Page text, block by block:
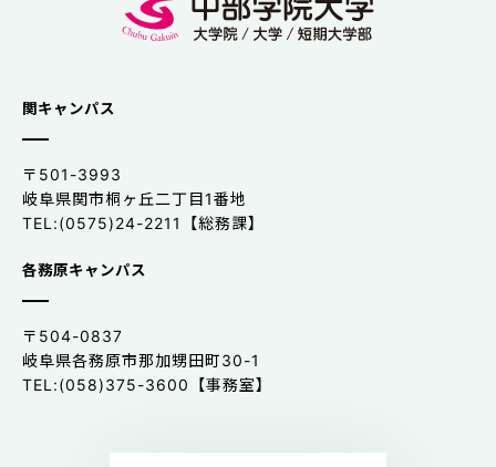
関キャンパス
〒501-3993
岐阜県関市桐ヶ丘二丁目1番地
TEL:(0575)24-2211【総務課】
各務原キャンパス
〒504-0837
岐阜県各務原市那加甥田町30-1
TEL:(058)375-3600【事務室】